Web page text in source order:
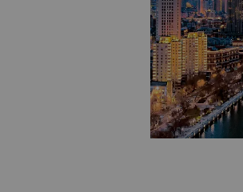
でいます。清王
り、写真撮影に